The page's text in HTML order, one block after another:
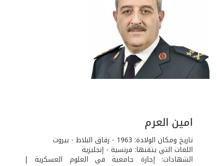
امين العرم
تاريخ ومكان الولادة: 1963 - زقاق البلاط - بيروت
اللغات التي يتقنها: فرنسية - إنجليزية
الشهادات: إجازة جامعية في العلوم العسكرية |